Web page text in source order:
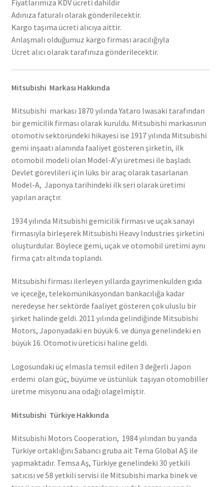
Fiyatlarımıza KDV ücreti dahildir
Adınıza faturalı olarak gönderilecektir.
Kargo taşıma ücreti alıcıya aittir.
Anlaşmalı olduğumuz kargo firması aracılığıyla
Ücret alıcı olarak tarafınıza gönderilecektir.
Mitsubishi Markası Hakkında
Mitsubishi markası 1870 yılında Yataro Iwasaki tarafından
bir gemicilik firması olarak kuruldu. Mitsubishi markasının
otomotiv sektöründeki hikayesi ise 1917 yılında Mitsubishi
gemi inşaatı alanında faaliyet gösteren şirketin, ilk
otomobil modeli olan Model-A’yı üretmesi ile başladı.
Devlet görevlileri için lüks bir araç olarak tasarlanan
Model-A, Japonya tarihindeki ilk seri olarak üretimi
yapılan araçtır.
1934 yılında Mitsubishi gemicilik firması ve uçak sanayi
firmasıyla birleşerek Mitsubishi Heavy Industries şirketini
oluşturdular. Böylece gemi, uçak ve otomobil üretimi aynı
firma çatı altında toplandı.
Mitsubishi firması ilerleyen yıllarda gayrimenkulden gıda
ve içeceğe, telekomünikasyondan bankacılığa kadar
neredeyse her sektörde faaliyet gösteren çok uluslu bir
şirket halinde geldi. 2011 yılında gelindiğinde Mitsubishi
Motors, Japonyadaki en büyük 6. ve dünya genelindeki en
büyük 16. Otomotiv üreticisi haline geldi.
Logosundaki üç elmasla temsil edilen 3 değerli Japon
erdemi olan güç, büyüme ve üstünlük taşıyan otomobiller
üretme misyonu ana odağı olagelmiştir.
Mitsubishi Türkiye Hakkında
Mitsubishi Motors Cooperation, 1984 yılından bu yanda
Türkiye ortaklığını Sabancı gruba ait Tema Global AŞ ile
yapmaktadır. Temsa Aş, Türkiye genelindeki 30 yetkili
satıcısı ve 58 yetkili servisi ile Mitsubishi marka binek ve